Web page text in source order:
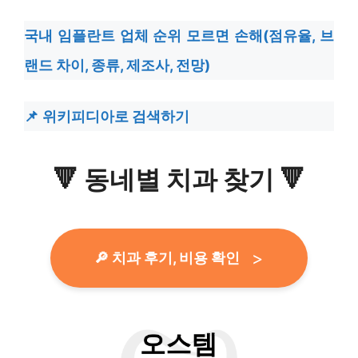
국내 임플란트 업체 순위 모르면 손해(점유율, 브
랜드 차이, 종류, 제조사, 전망)
위키피디아로 검색하기
🔻 동네별 치과 찾기 🔻
🔎 치과 후기, 비용 확인